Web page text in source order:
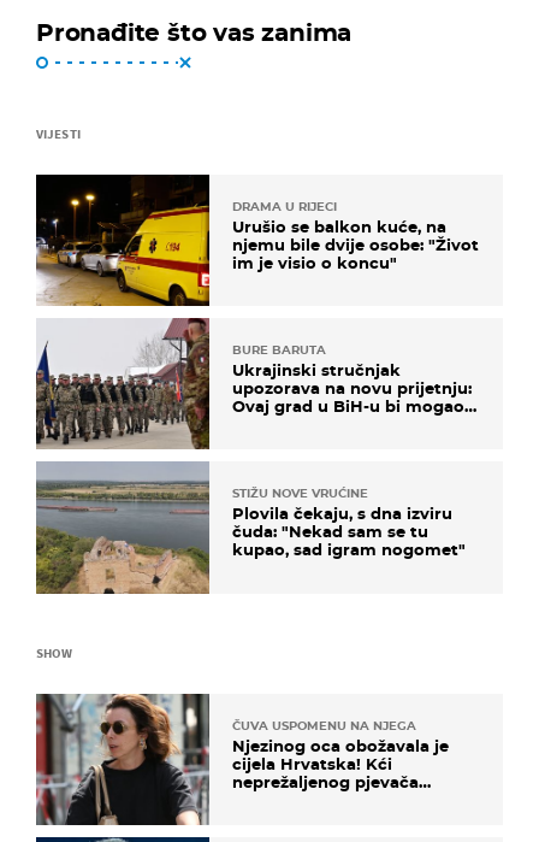
Pronađite što vas zanima
VIJESTI
DRAMA U RIJECI
Urušio se balkon kuće, na
njemu bile dvije osobe: "Život
im je visio o koncu"
BURE BARUTA
Ukrajinski stručnjak
upozorava na novu prijetnju:
Ovaj grad u BiH-u bi mogao
STIŽU NOVE VRUĆINE
Plovila čekaju, s dna izviru
čuda: "Nekad sam se tu
kupao, sad igram nogomet"
SHOW
ČUVA USPOMENU NA NJEGA
Njezinog oca obožavala je
cijela Hrvatska! Kći
neprežaljenog pjevača